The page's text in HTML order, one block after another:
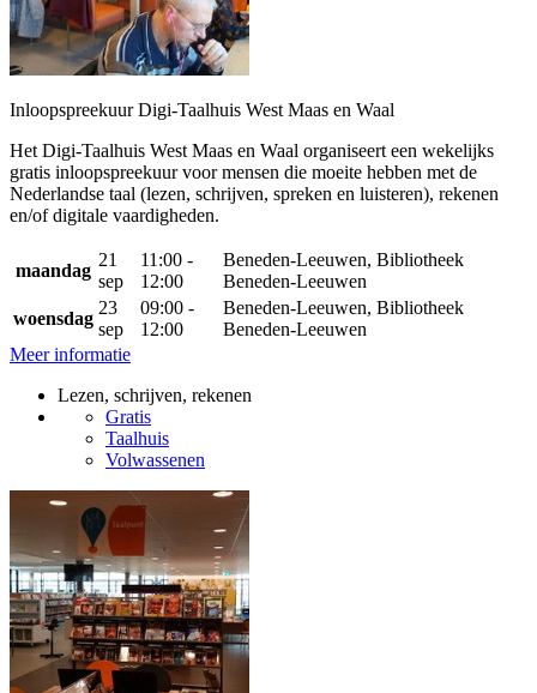
Inloopspreekuur Digi-Taalhuis West Maas en Waal
Het Digi-Taalhuis West Maas en Waal organiseert een wekelijks
gratis inloopspreekuur voor mensen die moeite hebben met de
Nederlandse taal (lezen, schrijven, spreken en luisteren), rekenen
en/of digitale vaardigheden.
maandag
21
sep
11:00 -
12:00
Beneden-Leeuwen, Bibliotheek
Beneden-Leeuwen
woensdag
23
sep
09:00 -
12:00
Beneden-Leeuwen, Bibliotheek
Beneden-Leeuwen
Meer informatie
Lezen, schrijven, rekenen
Gratis
Taalhuis
Volwassenen